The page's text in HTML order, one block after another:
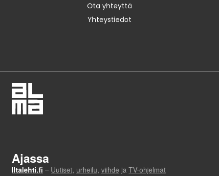
Ota yhteyttä
Yhteystiedot